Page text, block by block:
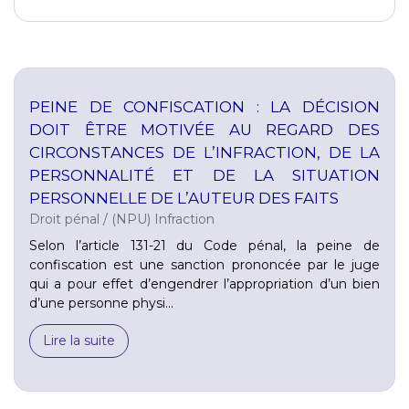
PEINE DE CONFISCATION : LA DÉCISION
DOIT ÊTRE MOTIVÉE AU REGARD DES
CIRCONSTANCES DE L’INFRACTION, DE LA
PERSONNALITÉ ET DE LA SITUATION
PERSONNELLE DE L’AUTEUR DES FAITS
Droit pénal / (NPU) Infraction
Selon l’article 131-21 du Code pénal, la peine de
confiscation est une sanction prononcée par le juge
qui a pour effet d’engendrer l’appropriation d’un bien
d’une personne physi...
Lire la suite